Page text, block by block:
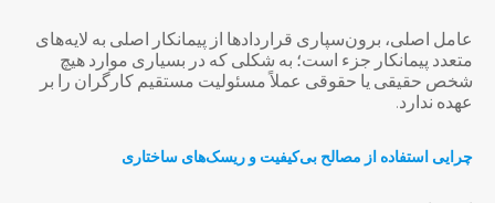
عامل اصلی، برون‌سپاری قراردادها از پیمانکار اصلی به لایه‌های
متعدد پیمانکار جزء است؛ به شکلی که در بسیاری موارد هیچ
شخص حقیقی یا حقوقی عملاً مسئولیت مستقیم کارگران را بر
عهده ندارد.
چرایی استفاده از مصالح بی‌کیفیت و ریسک‌های ساختاری